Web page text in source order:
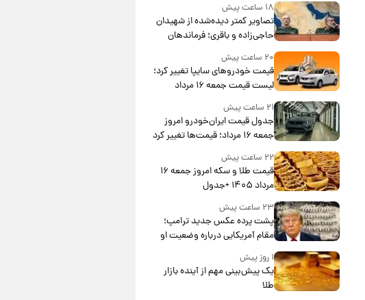
۱۸ ساعت پیش
تصاویر کمتر دیده‌شده از شهیدان
حاجی‌زاده و باقری؛ فرماندهان
۲۰ ساعت پیش
قیمت خودروهای سایپا تغییر کرد؛
لیست قیمت جمعه ۱۶ مرداد
منتشر شد
۲۱ ساعت پیش
جدول قیمت ایران‌خودرو امروز
جمعه ۱۶ مرداد؛ قیمت‌ها تغییر کرد
۲۲ ساعت پیش
قیمت طلا و سکه امروز جمعه ۱۶
مرداد ۱۴۰۵ +جدول
۲۳ ساعت پیش
پشت پرده عکس جدید ترامپ؛
مقام آمریکایی درباره وضعیت او
چه گفت؟
۱ روز پیش
یک پیش‌بینی مهم از آینده بازار
طلا